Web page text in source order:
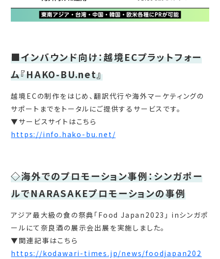
■インバウンド向け：越境ECプラットフォー
ム『HAKO-BU.net』
越境ECの制作をはじめ、翻訳代行や海外マーケティングの
サポートまでをトータルにご提供するサービスです。
▼サービスサイトはこちら
https://info.hako-bu.net/
◇海外でのプロモーション事例：シンガポー
ルでNARASAKEプロモーションの事例
アジア最大級の食の祭典「Food Japan2023」 inシンガポ
ールにて奈良酒の展示会出展を実施しました。
▼関連記事はこちら
https://kodawari-times.jp/news/foodjapan202